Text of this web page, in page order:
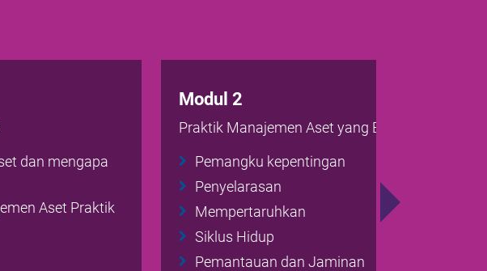
dan mengapa
Aset Praktik
Modul 2
Praktik Manajemen Aset yang Baik
Pemangku kepentingan
Penyelarasan
Mempertaruhkan
Siklus Hidup
Pemantauan dan Jaminan